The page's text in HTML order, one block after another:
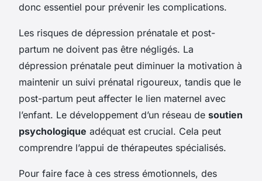
donc essentiel pour prévenir les complications.
Les risques de dépression prénatale et post-
partum ne doivent pas être négligés. La
dépression prénatale peut diminuer la motivation à
maintenir un suivi prénatal rigoureux, tandis que le
post-partum peut affecter le lien maternel avec
l’enfant. Le développement d’un réseau de soutien
psychologique adéquat est crucial. Cela peut
comprendre l’appui de thérapeutes spécialisés.
Pour faire face à ces stress émotionnels, des